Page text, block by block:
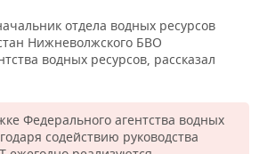
отдела водных ресурсов
Нижневолжского БВО
водных ресурсов, рассказал
Федерального агентства водных
содействию руководства